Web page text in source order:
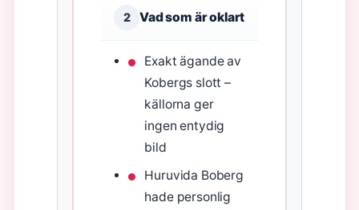
2 Vad som är oklart
Exakt ägande av
Kobergs slott –
källorna ger
ingen entydig
bild
Huruvida Boberg
hade personlig